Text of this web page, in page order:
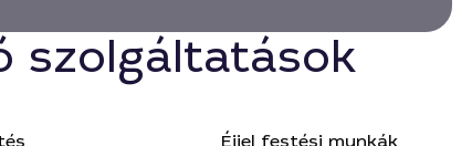
szolgáltatások
Éjjel festési munkák